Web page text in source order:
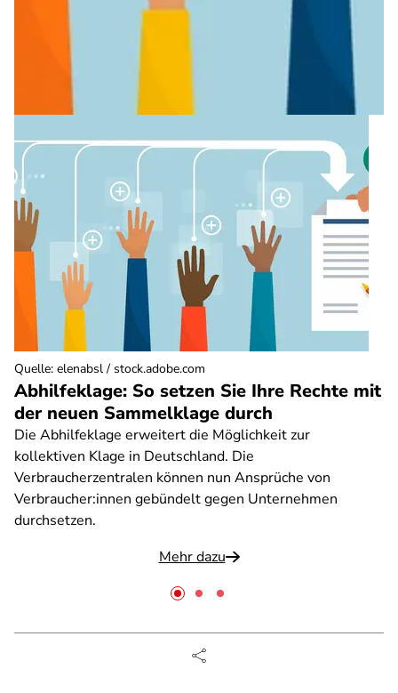
Abhilfeklage: So setzen Sie Ihre Rechte mit
der neuen Sammelklage durch
Die Abhilfeklage erweitert die Möglichkeit zur
kollektiven Klage in Deutschland. Die
Verbraucherzentralen können nun Ansprüche von
Verbraucher:innen gebündelt gegen Unternehmen
durchsetzen.
Mehr dazu
Quelle: elenabsl / stock.adobe.com